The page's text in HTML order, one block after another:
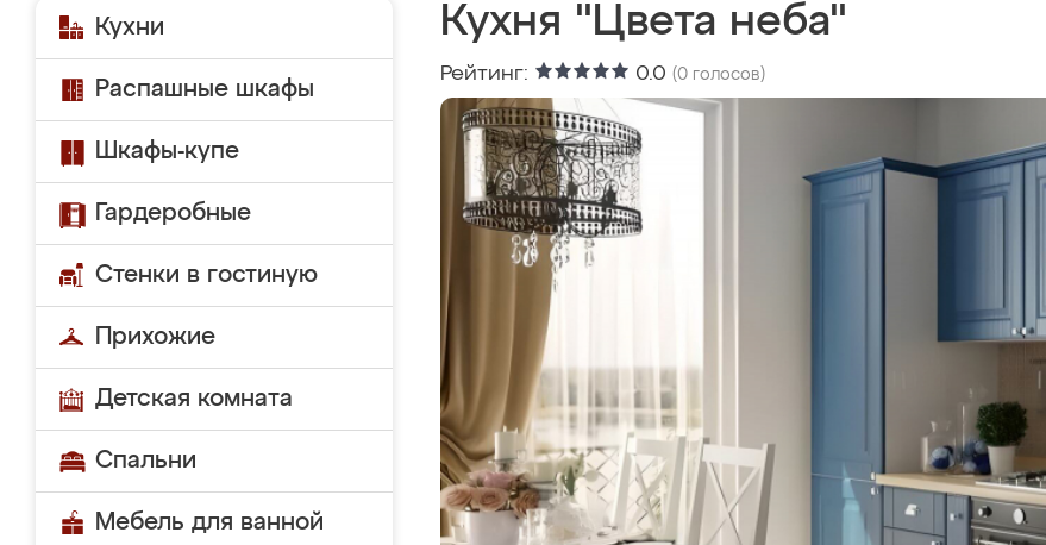
Кухни
Распашные шкафы
Шкафы-купе
Гардеробные
Стенки в гостиную
Прихожие
Детская комната
Спальни
Мебель для ванной
Кухня "Цвета неба"
Рейтинг: 0.0 (0 голосов)